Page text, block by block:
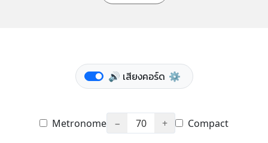
🔊 เสียงคอร์ด ⚙️
Metronome − 70 + Compact